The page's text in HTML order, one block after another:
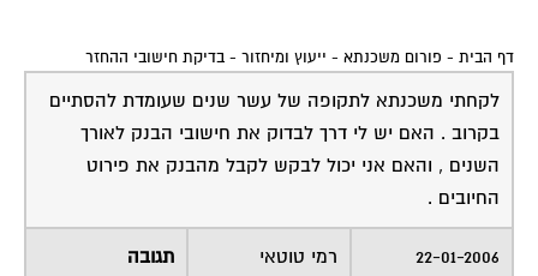
לקחתי משכנתא לתקופה של עשר שנים שעומדת להסתיים
בקרוב . האם יש לי דרך לבדוק את חישובי הבנק לאורך
השנים , והאם אני יכול לבקש לקבל מהבנק את פירוט
החיובים .
22-01-2006
11:33:00
רמי טוטאי תגובה